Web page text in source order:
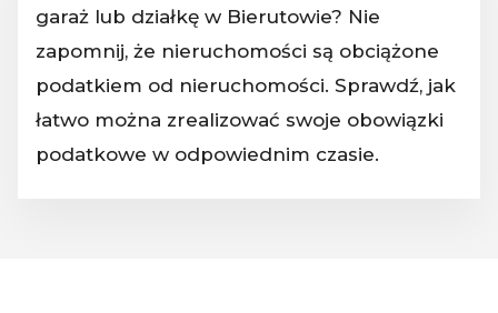
garaż lub działkę w Bierutowie? Nie
zapomnij, że nieruchomości są obciążone
podatkiem od nieruchomości. Sprawdź, jak
łatwo można zrealizować swoje obowiązki
podatkowe w odpowiednim czasie.